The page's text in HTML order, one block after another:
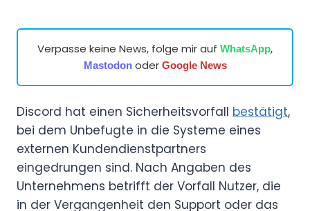
Verpasse keine News, folge mir auf WhatsApp,
Mastodonoder Google News
Discord hat einen Sicherheitsvorfall bestätigt,
bei dem Unbefugte in die Systeme eines
externen Kundendienstpartners
eingedrungen sind. Nach Angaben des
Unternehmens betrifft der Vorfall Nutzer, die
in der Vergangenheit den Support oder das